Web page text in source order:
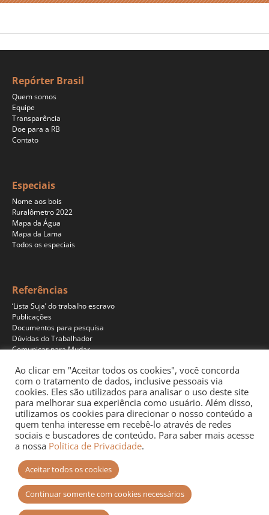
Repórter Brasil
Quem somos
Equipe
Transparência
Doe para a RB
Contato
Especiais
Nome aos bois
Ruralômetro 2022
Mapa da Água
Mapa da Lama
Todos os especiais
Referências
‘Lista Suja’ do trabalho escravo
Publicações
Documentos para pesquisa
Dúvidas do Trabalhador
Comunicar para Mudar
Programas
Jornalismo
Pesquisa
Educação
Documentários
Ao clicar em "Aceitar todos os cookies", você concorda
com o tratamento de dados, inclusive pessoais via
cookies. Eles são utilizados para analisar o uso deste site
para melhorar sua experiência como usuário. Além disso,
utilizamos os cookies para direcionar o nosso conteúdo a
quem tenha interesse em recebê-lo através de redes
sociais e buscadores de conteúdo. Para saber mais acesse
a nossa Política de Privacidade.
Aceitar todos os cookies
Continuar somente com cookies necessários